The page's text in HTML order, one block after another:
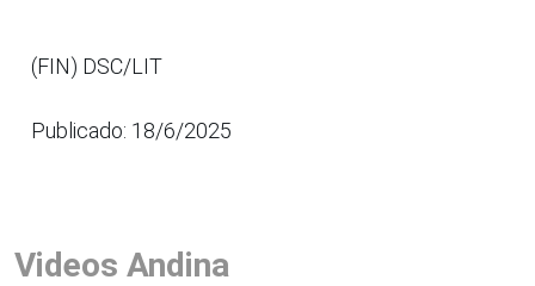
(FIN) DSC/LIT
Publicado: 18/6/2025
Videos Andina